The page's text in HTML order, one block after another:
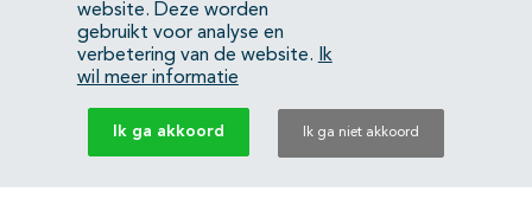
YouTubeLinkedIn
KvK Federatie Medisch Specialisten:40483480
Privacyverklaring
website. Deze worden
gebruikt voor analyse en
verbetering van de website.
Ik
wil meer informatie
Ik ga akkoord Ik ga niet akkoord